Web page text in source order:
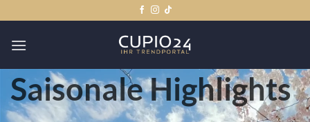
Inhalt
springen
Saisonale Highlights